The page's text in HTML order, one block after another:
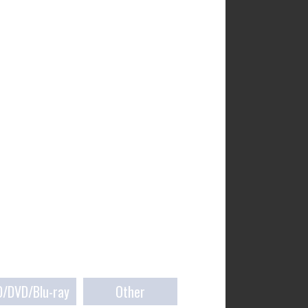
DVD/Blu-ray Other